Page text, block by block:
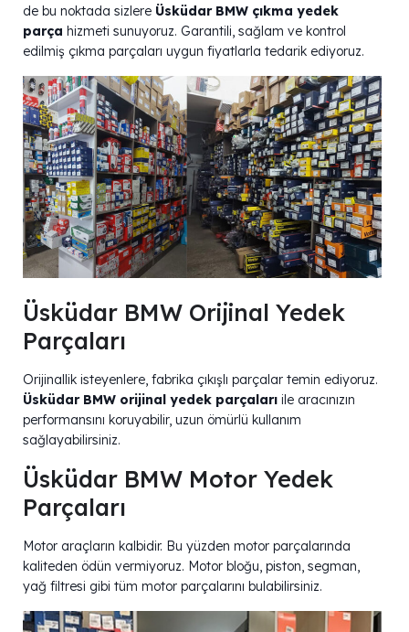
de bu noktada sizlere Üsküdar BMW çıkma yedek
parça hizmeti sunuyoruz. Garantili, sağlam ve kontrol
edilmiş çıkma parçaları uygun fiyatlarla tedarik ediyoruz.
Üsküdar BMW Orijinal Yedek
Parçaları
Orijinallik isteyenlere, fabrika çıkışlı parçalar temin ediyoruz.
Üsküdar BMW orijinal yedek parçaları ile aracınızın
performansını koruyabilir, uzun ömürlü kullanım
sağlayabilirsiniz.
Üsküdar BMW Motor Yedek
Parçaları
Motor araçların kalbidir. Bu yüzden motor parçalarında
kaliteden ödün vermiyoruz. Motor bloğu, piston, segman,
yağ filtresi gibi tüm motor parçalarını bulabilirsiniz.